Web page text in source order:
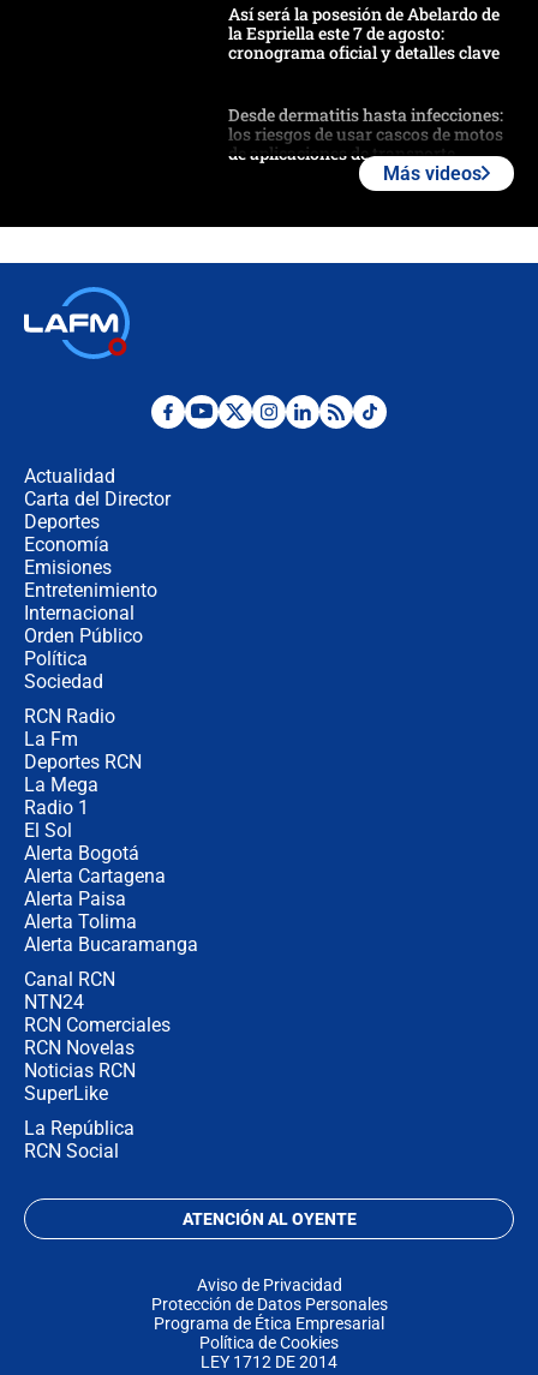
Así será la posesión de Abelardo de
la Espriella este 7 de agosto:
cronograma oficial y detalles clave
Desde dermatitis hasta infecciones:
los riesgos de usar cascos de motos
de aplicaciones de transporte
Posesión de Abelardo De La Espriella
Más videos
Actualidad
Carta del Director
Deportes
Economía
Emisiones
Entretenimiento
Internacional
Orden Público
Política
Sociedad
RCN Radio
La Fm
Deportes RCN
La Mega
Radio 1
El Sol
Alerta Bogotá
Alerta Cartagena
Alerta Paisa
Alerta Tolima
Alerta Bucaramanga
Canal RCN
NTN24
RCN Comerciales
RCN Novelas
Noticias RCN
SuperLike
La República
RCN Social
ATENCIÓN AL OYENTE
Aviso de Privacidad
Protección de Datos Personales
Programa de Ética Empresarial
Política de Cookies
LEY 1712 DE 2014